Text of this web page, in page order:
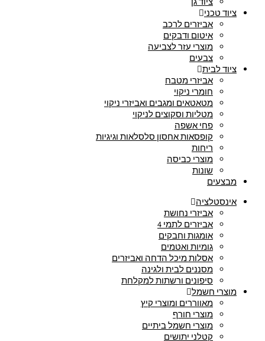
ציוד טכני
אביזרים לרכב
איטום ודבקים
מוצרי עזר לצביעה
צבעים
ציוד לבית
אביזרי מטבח
חומרי ניקוי
מטאטאים ומגבים ואביזרי ניקוי
מטליות וסקוצים לניקוי
פחי אשפה
קופסאות אחסון סלסלאות וגיגיות
ריחות
מוצרי כביסה
שונות
מבצעים
אינסטלציה
אביזרי נחושת
אביזרים לתמי 4
אומגות וחבקים
גומיות ואטמים
אסלות מיכל הדחה ואביזרים
מסננים לבית ולגינה
סיפונים ורשתות למקלחת
מוצרי חשמל
מאווררים ומוצרי קיץ
מוצרי חורף
מוצרי חשמל ביתיים
קטלני יתושים